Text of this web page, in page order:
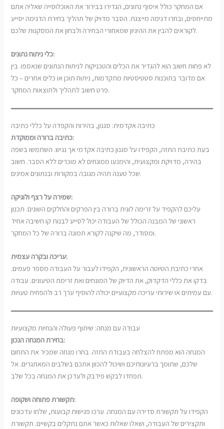
אם המחקר כולל איסוף נתונים, הגדירו בבירור את האוכלוסייה שאליה אתם
מתייחסים, ובחרו דגימה מייצגת. הסבר מדויק של תהליך בחירת הדגימה יסייע
לקוראים להבין את ההיגיון שמאחורי הבחירה ולבחון את המסקנות שלכם.
כלי ניתוח נתונים:
לא פחות חשוב הוא להגדיר את הכלים והטכניקות לניתוח הנתונים שנאספו. בין
אם מדובר בתוכנות סטטיסטיות מתקדמות, ניתוח תוכן או כלים אחרים – כל
פרט חשוב לתהליך ולתוצאות המחקר.
כתיבה אקדמית: סגנון, בהירות והקפדה על כללי כתיבה
כתיבה ברורה וממוקדת:
בעת כתיבת התזה, הקפידו על סגנון כתיבה אקדמי אך נגיש. השתמשו בשפה
בהירה, מדויקת ומקצועית, והימנעו ממונחים לא מוכרים ללא הסבר. חשוב
שכל טענה תהיה מגובה במקורות ובנתונים אמינים.
שמירה על רצף ולוגיקה:
עליכם להקפיד על זרימה לוגית ברורה בין הפרקים והחלקים השונים. תכנון
ראשוני של המבנה הכולל של העבודה יכול לסייע לבנות קו חשיבה אחיד
ומסודר, מה שיקנה לקורא תמונה ברורה של כל המחקר.
עריכה ובקרה עצמית:
אחרי כתיבת הטיוטה הראשונית, הקפידו לעבור על העבודה מספר פעמים.
בדקו את כללי הדקדוק, את הדיוק של המונחים ואת זרימת הטיעונים. עבודה
עם עמיתים או שירותי עריכה מקצועיים יכולה להוסיף ערך רב ולהפחית טעויות.
עבודה עם מנחה: שיתוף פעולה והנחיות מקצועיות
בחירת המנחה הנכון:
המנחה הוא מפתח להצלחה בעבודת התזה. בחרו מנחה שמכיר את התחום
שלכם, שתומך ברעיונותיכם ושיכול להכוון אתכם בשלבים המאתגרים. אל
תפחדו לבקש פידבק ולעדכן את המנחה בכל שלב.
תקשורת פתוחה ושקופה:
הקפידו על תקשורת סדירה עם המנחה. ערכו פגישות קבועות, שלחו עדכונים
ותקצירים של העבודה, ושאלו שאלות כאשר אתם נתקלים בקשיים. תקשורת